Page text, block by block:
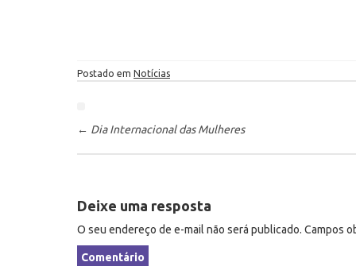
Postado em Notícias
ó
s
a
v
e
← Dia Internacional das Mulheres
Deixe uma resposta
O seu endereço de e-mail não será publicado. Campos
Comentário